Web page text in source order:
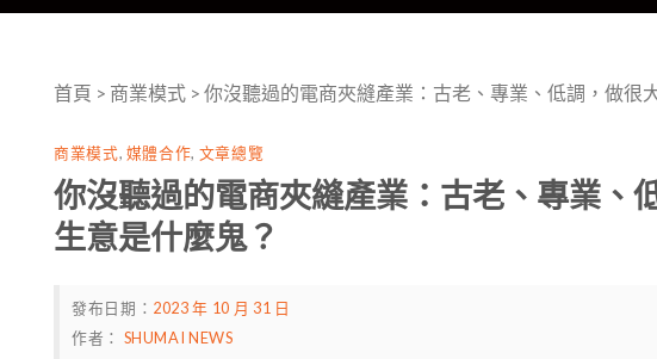
首頁 > 商業模式 > 你沒聽過的電商夾縫產業：古老、專業、低調，做很
商業模式, 媒體合作, 文章總覽
你沒聽過的電商夾縫產業：古老、專業、
生意是什麼鬼？
發布日期： 2023 年 10 月 31 日
作者： SHUMAI NEWS